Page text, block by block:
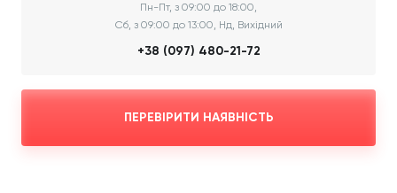
Пн-Пт, з 09:00 до 18:00,
Сб, з 09:00 до 13:00, Нд, Вихідний
+38 (097) 480-21-72
ПЕРЕВІРИТИ НАЯВНІСТЬ